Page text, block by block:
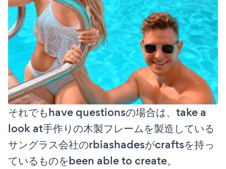
それでもhave questionsの場合は、take a
look at手作りの木製フレームを製造している
サングラス会社のrbiashadesがcraftsを持っ
ているものをbeen able to create。